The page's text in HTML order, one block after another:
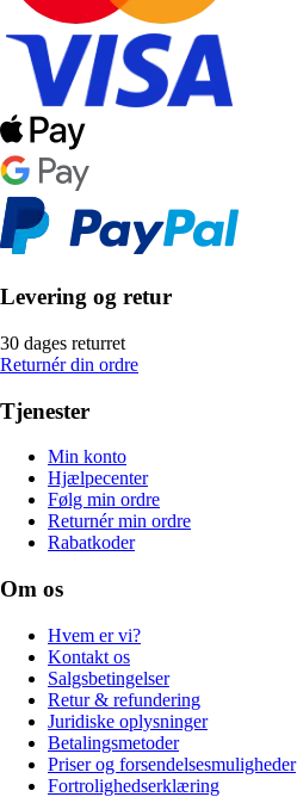
Levering og retur
30 dages returret
Returnér din ordre
Tjenester
Min konto
Hjælpecenter
Følg min ordre
Returnér min ordre
Rabatkoder
Om os
Hvem er vi?
Kontakt os
Salgsbetingelser
Retur & refundering
Juridiske oplysninger
Betalingsmetoder
Priser og forsendelsesmuligheder
Fortrolighedserklæring